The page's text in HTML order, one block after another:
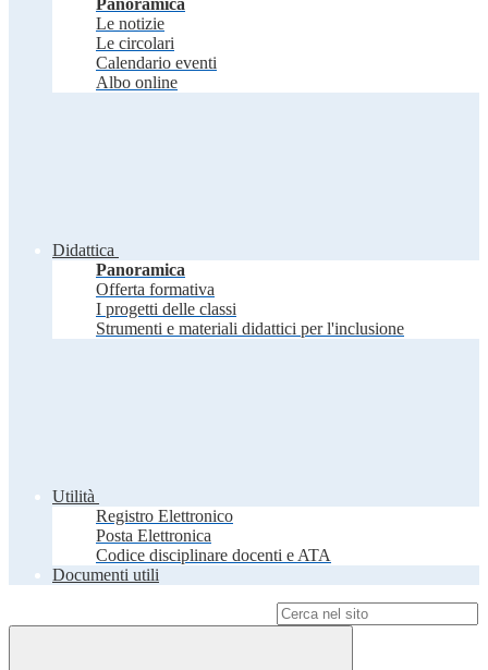
Panoramica
Le notizie
Le circolari
Calendario eventi
Albo online
Didattica
Panoramica
Offerta formativa
I progetti delle classi
Strumenti e materiali didattici per l'inclusione
Utilità
Registro Elettronico
Posta Elettronica
Codice disciplinare docenti e ATA
Documenti utili